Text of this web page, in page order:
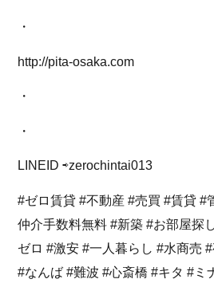
・
http://pita-osaka.com
・
・
LINEID ⇨zerochintai013
#ゼロ賃貸 #不動産 #売買 #賃貸 #
仲介手数料無料 #新築 #お部屋探
ゼロ #激安 #一人暮らし #水商売
#なんば #難波 #心斎橋 #キタ #ミ